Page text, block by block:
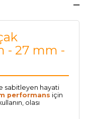
- 27 mm -
sabitleyen hayati
performans için
olası